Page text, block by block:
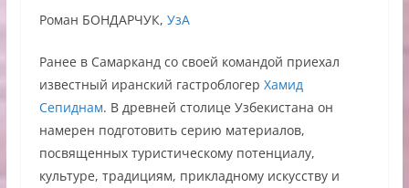
Роман БОНДАРЧУК, УзА
Ранее в Самарканд со своей командой приехал
известный иранский гастроблогер Хамид
Сепиднам. В древней столице Узбекистана он
намерен подготовить серию материалов,
посвященных туристическому потенциалу,
культуре, традициям, прикладному искусству и